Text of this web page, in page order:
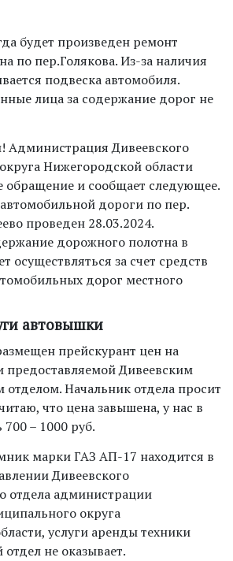
будет произведен ремонт
по пер.Голякова. Из-за наличия
подвеска автомобиля.
лица за содержание дорог не
Дивеевского
Нижегородской области
обращение и сообщает следующее.
дороги по пер.
проведен 28.03.2024.
дорожного полотна в
осуществляться за счет средств
дорог местного
автовышки
прейскурант цен на
предоставляемой Дивеевским
Начальник отдела просит
что цена завышена, у нас в
– 1000 руб.
марки ГАЗ АП-17 находится в
Дивеевского
отдела администрации
округа
услуги аренды техники
не оказывает.